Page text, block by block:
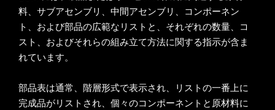
料、サブアセンブリ、中間アセンブリ、コンポーネン
ト、および部品の広範なリストと、それぞれの数量、コ
スト、およびそれらの組み立て方法に関する指示が含ま
れています。
部品表は通常、階層形式で表示され、リストの一番上に
完成品がリストされ、個々のコンポーネントと原材料に